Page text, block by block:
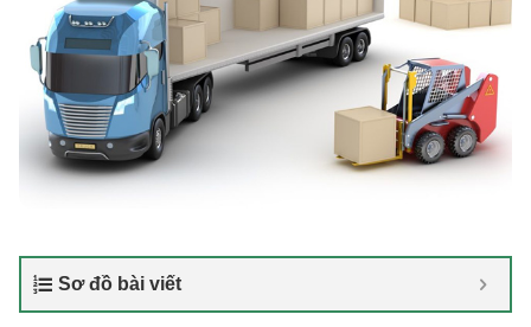
Sơ đồ bài viết